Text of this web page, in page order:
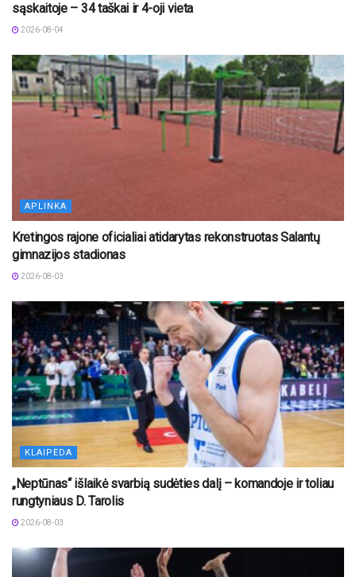
sąskaitoje – 34 taškai ir 4-oji vieta
2026-08-04
APLINKA
Kretingos rajone oficialiai atidarytas rekonstruotas Salantų
gimnazijos stadionas
2026-08-03
KLAIPĖDA
„Neptūnas“ išlaikė svarbią sudėties dalį – komandoje ir toliau
rungtyniaus D. Tarolis
2026-08-03